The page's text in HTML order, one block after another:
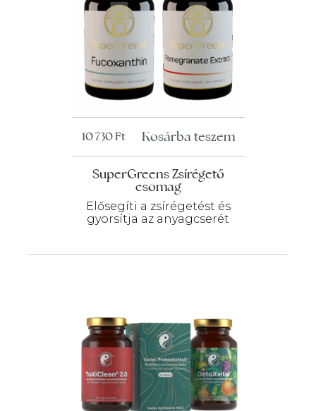
SuperGreens Zsírégető
csomag
Elősegíti a zsírégetést és
gyorsítja az anyagcserét
10 730Ft Kosárba teszem